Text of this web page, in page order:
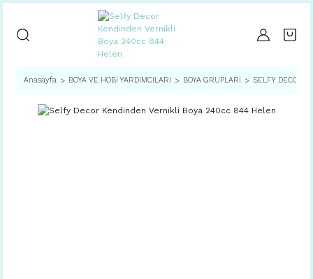
Anasayfa BOYA VE HOBİ YARDIMCILARI BOYA GRUPLARI SELFY DECOR